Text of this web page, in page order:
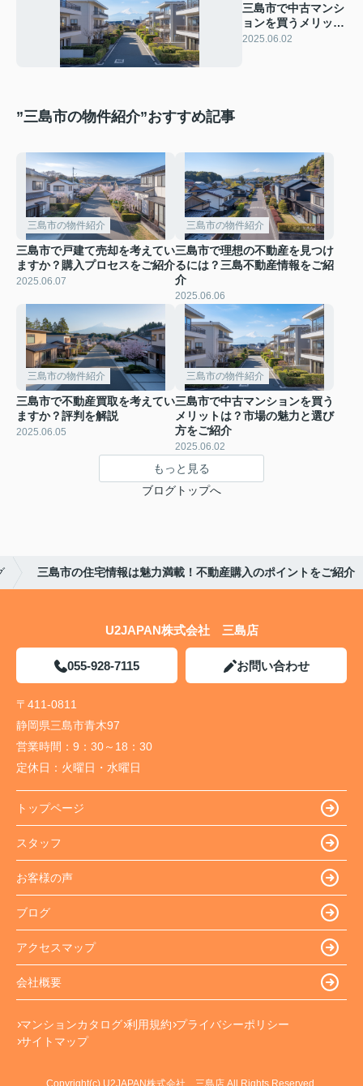
三島市で中古マンシ
ョンを買うメリット
は？市場の魅力と選
2025.06.02
”三島市の物件紹介”おすすめ記事
三島市の物件紹介
三島市で戸建て売却を考えてい
ますか？購入プロセスをご紹介
2025.06.07
三島市の物件紹介
三島市で理想の不動産を見つけ
るには？三島不動産情報をご紹
介
2025.06.06
三島市の物件紹介
三島市で不動産買取を考えてい
ますか？評判を解説
2025.06.05
三島市の物件紹介
三島市で中古マンションを買う
メリットは？市場の魅力と選び
方をご紹介
2025.06.02
もっと見る
ブログトップへ
三島市の住宅情報は魅力満載！不動産購入のポイントをご紹介
U2JAPAN株式会社 三島店
055-928-7115 お問い合わせ
〒411-0811
静岡県三島市青木97
営業時間： 9：30～18：30
定休日： 火曜日・水曜日
トップページ
スタッフ
お客様の声
ブログ
アクセスマップ
会社概要
マンションカタログ 利用規約 プライバシーポリシー
サイトマップ
Copyright(c) U2JAPAN株式会社 三島店 All Rights Reserved.